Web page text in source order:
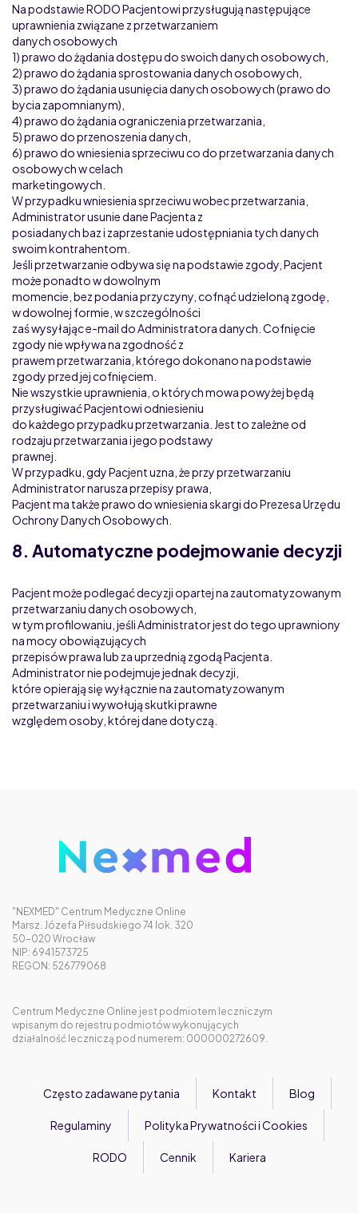
Na podstawie RODO Pacjentowi przysługują następujące
uprawnienia związane z przetwarzaniem
danych osobowych
1) prawo do żądania dostępu do swoich danych osobowych,
2) prawo do żądania sprostowania danych osobowych,
3) prawo do żądania usunięcia danych osobowych (prawo do
bycia zapomnianym),
4) prawo do żądania ograniczenia przetwarzania,
5) prawo do przenoszenia danych,
6) prawo do wniesienia sprzeciwu co do przetwarzania danych
osobowych w celach
marketingowych.
W przypadku wniesienia sprzeciwu wobec przetwarzania,
Administrator usunie dane Pacjenta z
posiadanych baz i zaprzestanie udostępniania tych danych
swoim kontrahentom.
Jeśli przetwarzanie odbywa się na podstawie zgody, Pacjent
może ponadto w dowolnym
momencie, bez podania przyczyny, cofnąć udzieloną zgodę,
w dowolnej formie, w szczególności
zaś wysyłając e-mail do Administratora danych. Cofnięcie
zgody nie wpływa na zgodność z
prawem przetwarzania, którego dokonano na podstawie
zgody przed jej cofnięciem.
Nie wszystkie uprawnienia, o których mowa powyżej będą
przysługiwać Pacjentowi odniesieniu
do każdego przypadku przetwarzania. Jest to zależne od
rodzaju przetwarzania i jego podstawy
prawnej.
W przypadku, gdy Pacjent uzna, że przy przetwarzaniu
Administrator narusza przepisy prawa,
Pacjent ma także prawo do wniesienia skargi do Prezesa Urzędu
Ochrony Danych Osobowych.
8. Automatyczne podejmowanie decyzji
Pacjent może podlegać decyzji opartej na zautomatyzowanym
przetwarzaniu danych osobowych,
w tym profilowaniu, jeśli Administrator jest do tego uprawniony
na mocy obowiązujących
przepisów prawa lub za uprzednią zgodą Pacjenta.
Administrator nie podejmuje jednak decyzji,
które opierają się wyłącznie na zautomatyzowanym
przetwarzaniu i wywołują skutki prawne
względem osoby, której dane dotyczą.
"NEXMED" Centrum Medyczne Online
Marsz. Józefa Piłsudskiego 74 lok. 320
50-020 Wrocław
NIP: 6941573725
REGON: 526779068
Centrum Medyczne Online jest podmiotem leczniczym
wpisanym do rejestru podmiotów wykonujących
działalność leczniczą pod numerem: 000000272609.
Często zadawane pytania Kontakt Blog
Regulaminy Polityka Prywatności i Cookies
RODO Cennik Kariera